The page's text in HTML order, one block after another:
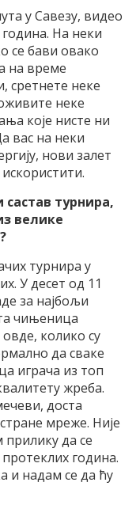
у Савезу, видео
На неки
се бави овако
на време
сретнете неке
неке
које нисте ни
вас на неки
нови залет
турнира,
велике
турнира у
У десет од 11
за најбољи
чињеница
колико су
да сваке
играча из топ
жреба.
доста
мреже. Није
да се
година.
и надам се да ћу